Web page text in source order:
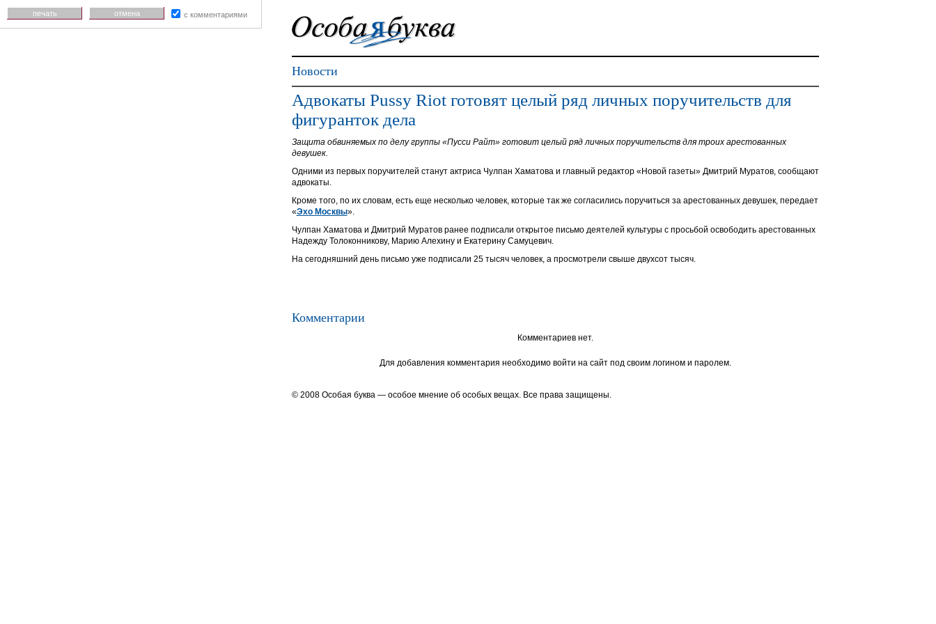
Новости
Адвокаты Pussy Riot готовят целый ряд личных поручительств для
фигуранток дела
Защита обвиняемых по делу группы «Пусси Райт» готовит целый ряд личных поручительств для троих арестованных
девушек.
Одними из первых поручителей станут актриса Чулпан Хаматова и главный редактор «Новой газеты» Дмитрий Муратов, сообщают
адвокаты.
Кроме того, по их словам, есть еще несколько человек, которые так же согласились поручиться за арестованных девушек, передает
«Эхо Москвы».
Чулпан Хаматова и Дмитрий Муратов ранее подписали открытое письмо деятелей культуры с просьбой освободить арестованных
Надежду Толоконникову, Марию Алехину и Екатерину Самуцевич.
На сегодняшний день письмо уже подписали 25 тысяч человек, а просмотрели свыше двухсот тысяч.
Комментарии
Комментариев нет.
Для добавления комментария необходимо войти на сайт под своим логином и паролем.
© 2008 Особая буква — особое мнение об особых вещах. Все права защищены.
печать отмена с комментариями